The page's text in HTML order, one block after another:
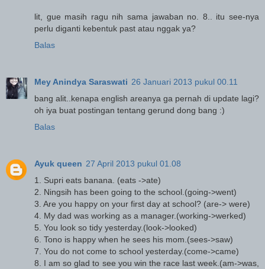
lit, gue masih ragu nih sama jawaban no. 8.. itu see-nya
perlu diganti kebentuk past atau nggak ya?
Balas
Mey Anindya Saraswati 26 Januari 2013 pukul 00.11
bang alit..kenapa english areanya ga pernah di update lagi?
oh iya buat postingan tentang gerund dong bang :)
Balas
Ayuk queen 27 April 2013 pukul 01.08
1. Supri eats banana. (eats ->ate)
2. Ningsih has been going to the school.(going->went)
3. Are you happy on your first day at school? (are-> were)
4. My dad was working as a manager.(working->werked)
5. You look so tidy yesterday.(look->looked)
6. Tono is happy when he sees his mom.(sees->saw)
7. You do not come to school yesterday.(come->came)
8. I am so glad to see you win the race last week.(am->was,